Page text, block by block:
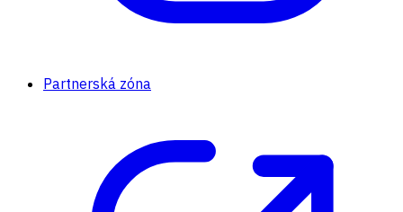
Partnerská zóna